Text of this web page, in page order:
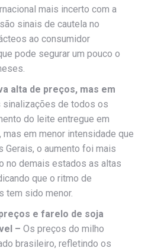
mais incerto com a
sinais de cautela no
ao consumidor
pode segurar um pouco o
alta de preços, mas em
sinalizações de todos os
do leite entregue em
em menor intensidade que
Gerais, o aumento foi mais
no demais estados as altas
que o ritmo de
tem sido menor.
e farelo de soja
– Os preços do milho
brasileiro, refletindo os